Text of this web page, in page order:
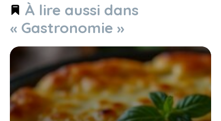
À lire aussi dans
« Gastronomie »